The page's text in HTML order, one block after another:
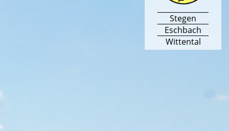
Stegen
Eschbach
Wittental